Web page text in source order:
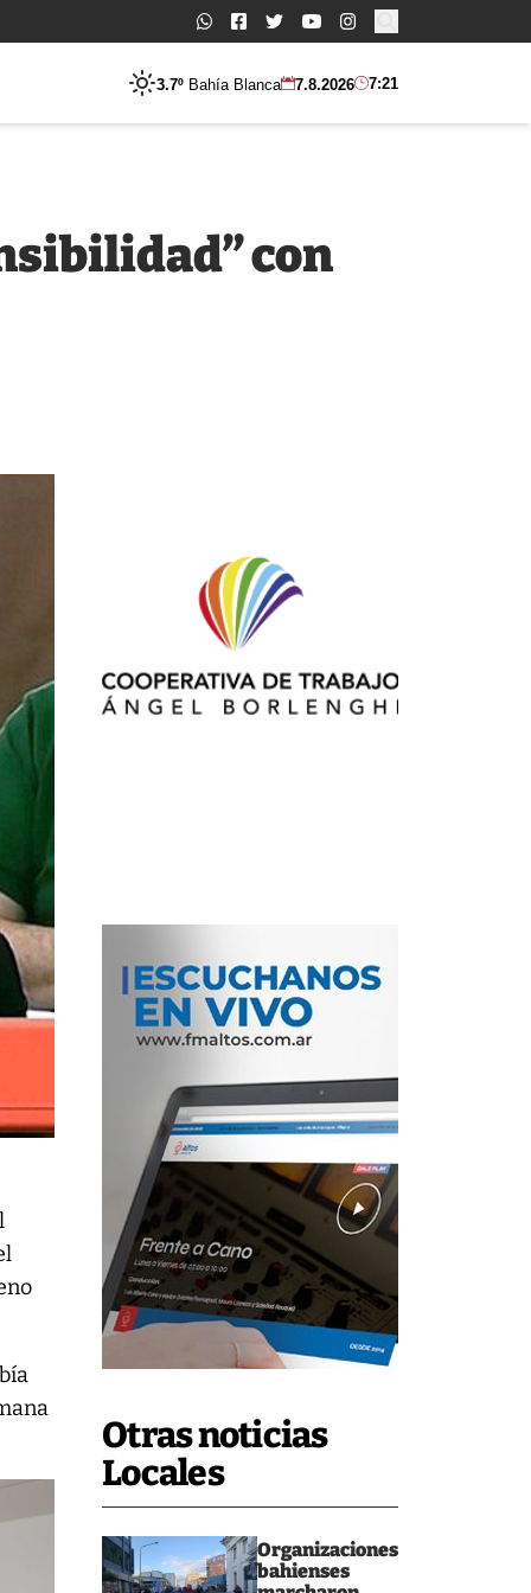
Buscar:
3.7º Bahía Blanca 7.8.2026 7:21
Otras noticias
Locales
Organizaciones
bahienses
con